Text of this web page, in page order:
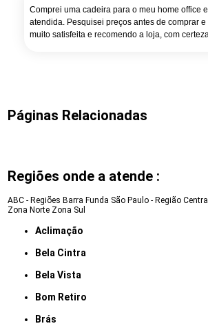
Comprei uma cadeira para o meu home office
atendida. Pesquisei preços antes de comprar e
muito satisfeita e recomendo a loja, com
Páginas Relacionadas
Regiões onde a atende :
ABC - Regiões Barra Funda São Paulo - Região Central
Zona Norte Zona Sul
Aclimação
Bela Cintra
Bela Vista
Bom Retiro
Brás